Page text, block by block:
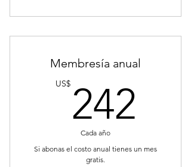
Membresía anual
US$ 242
Cada año
Si abonas el costo anual tienes un mes
gratis.